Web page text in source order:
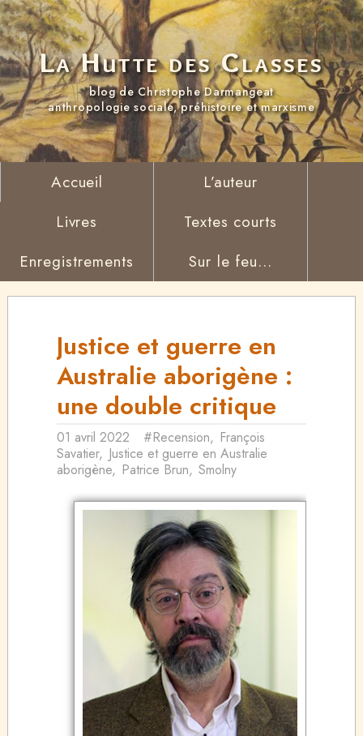
La Hutte des Classes
blog de Christophe Darmangeat
anthropologie sociale, préhistoire et marxisme
Accueil
L’auteur
Livres
Textes courts
Enregistrements
Sur le feu...
Justice et guerre en
Australie aborigène :
une double critique
01 avril 2022 #Recension, François
Savatier, Justice et guerre en Australie
aborigène, Patrice Brun, Smolny